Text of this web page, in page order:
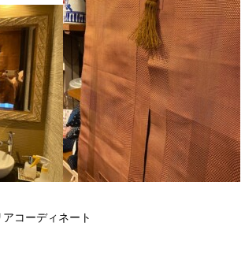
コーディネート